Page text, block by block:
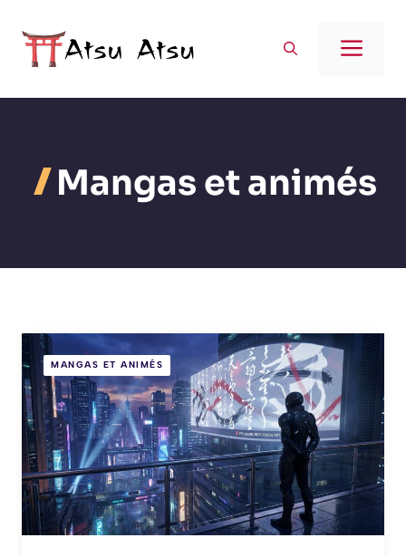
contenu
Mangas et animés
MANGAS ET ANIMÉS